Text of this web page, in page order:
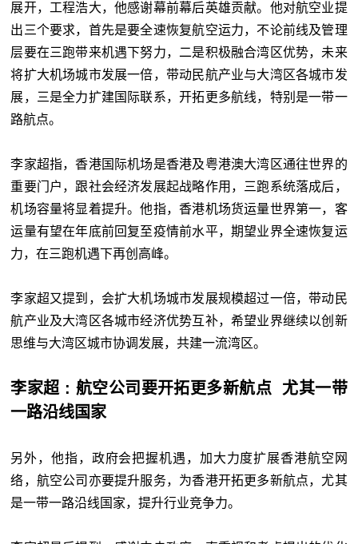
展开，工程浩大，他感谢幕前幕后英雄贡献。他对航空业提
出三个要求，首先是要全速恢复航空运力，不论前线及管理
层要在三跑带来机遇下努力，二是积极融合湾区优势，未来
将扩大机场城市发展一倍，带动民航产业与大湾区各城市发
展，三是全力扩建国际联系，开拓更多航线，特别是一带一
路航点。
李家超指，香港国际机场是香港及粤港澳大湾区通往世界的
重要门户，跟社会经济发展起战略作用，三跑系统落成后，
机场容量将显着提升。他指，香港机场货运量世界第一，客
运量有望在年底前回复至疫情前水平，期望业界全速恢复运
力，在三跑机遇下再创高峰。
李家超又提到，会扩大机场城市发展规模超过一倍，带动民
航产业及大湾区各城市经济优势互补，希望业界继续以创新
思维与大湾区城市协调发展，共建一流湾区。
李家超 : 航空公司要开拓更多新航点 尤其一带
一路沿线国家
另外，他指，政府会把握机遇，加大力度扩展香港航空网
络，航空公司亦要提升服务，为香港开拓更多新航点，尤其
是一带一路沿线国家，提升行业竞争力。